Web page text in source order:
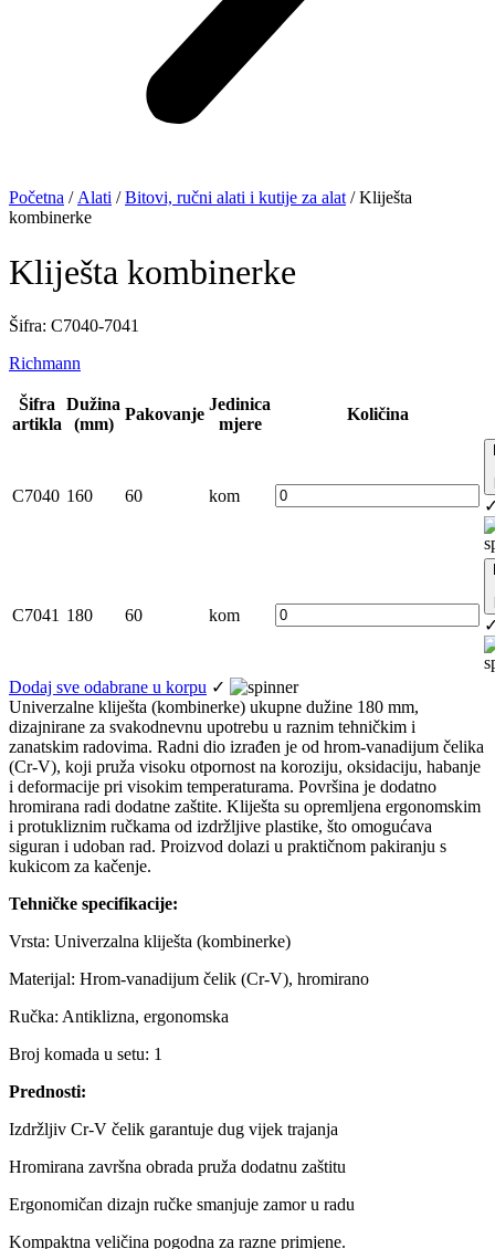
Početna / Alati /Bitovi, ručni alati i kutije za alat / Kliješta
kombinerke
Kliješta kombinerke
Šifra: C7040-7041
Richmann
Šifra
artikla
Dužina
(mm)
Pakovanje
Jedinica
mjere
Količina
C7040 160 60 kom
C7041 180 60 kom
Dodaj sve odabrane u korpu ✓
Univerzalne kliješta (kombinerke) ukupne dužine 180 mm,
dizajnirane za svakodnevnu upotrebu u raznim tehničkim i
zanatskim radovima. Radni dio izrađen je od hrom-vanadijum čelika
(Cr-V), koji pruža visoku otpornost na koroziju, oksidaciju, habanje
i deformacije pri visokim temperaturama. Površina je dodatno
hromirana radi dodatne zaštite. Kliješta su opremljena ergonomskim
i protukliznim ručkama od izdržljive plastike, što omogućava
siguran i udoban rad. Proizvod dolazi u praktičnom pakiranju s
kukicom za kačenje.
Tehničke specifikacije:
Vrsta: Univerzalna kliješta (kombinerke)
Materijal: Hrom-vanadijum čelik (Cr-V), hromirano
Ručka: Antiklizna, ergonomska
Broj komada u setu: 1
Prednosti:
Izdržljiv Cr-V čelik garantuje dug vijek trajanja
Hromirana završna obrada pruža dodatnu zaštitu
Ergonomičan dizajn ručke smanjuje zamor u radu
Kompaktna veličina pogodna za razne primjene.